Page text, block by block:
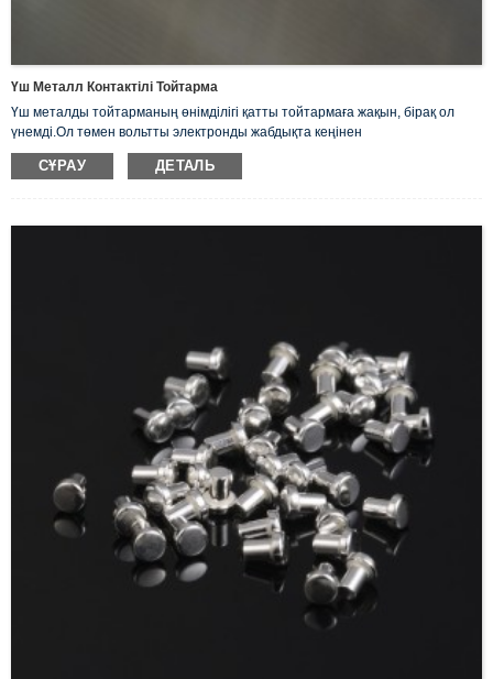
Үш Металл Контактілі Тойтарма
Үш металды тойтарманың өнімділігі қатты тойтармаға жақын, бірақ ол
үнемді.Ол төмен вольтты электронды жабдықта кеңінен
қолданылады.Мысалы, ажыратқыштар, релелер, контакторлар,
контроллерлер т.б.
СҰРАУ ДЕТАЛЬ